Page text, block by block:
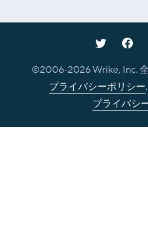
©2006-2026Wrike, Inc.
プライバシーポリシー.
プライバシ